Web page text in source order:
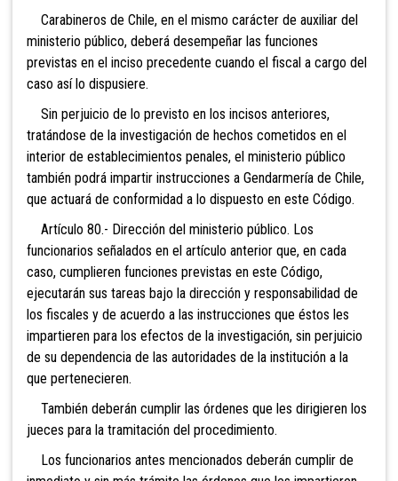
Carabineros de Chile, en el mismo carácter de auxiliar del
ministerio público, deberá desempeñar las funciones
previstas en el inciso precedente cuando el fiscal a cargo del
caso así lo dispusiere.
Sin perjuicio de lo previsto en los incisos anteriores,
tratándose de la investigación de hechos cometidos en el
interior de establecimientos penales, el ministerio público
también podrá impartir instrucciones a Gendarmería de Chile,
que actuará de conformidad a lo dispuesto en este Código.
Artículo 80.- Dirección del ministerio público. Los
funcionarios señalados en el artículo anterior que, en cada
caso, cumplieren funciones previstas en este Código,
ejecutarán sus tareas bajo la dirección y responsabilidad de
los fiscales y de acuerdo a las instrucciones que éstos les
impartieren para los efectos de la investigación, sin perjuicio
de su dependencia de las autoridades de la institución a la
que pertenecieren.
También deberán cumplir las órdenes que les dirigieren los
jueces para la tramitación del procedimiento.
Los funcionarios antes mencionados deberán cumplir de